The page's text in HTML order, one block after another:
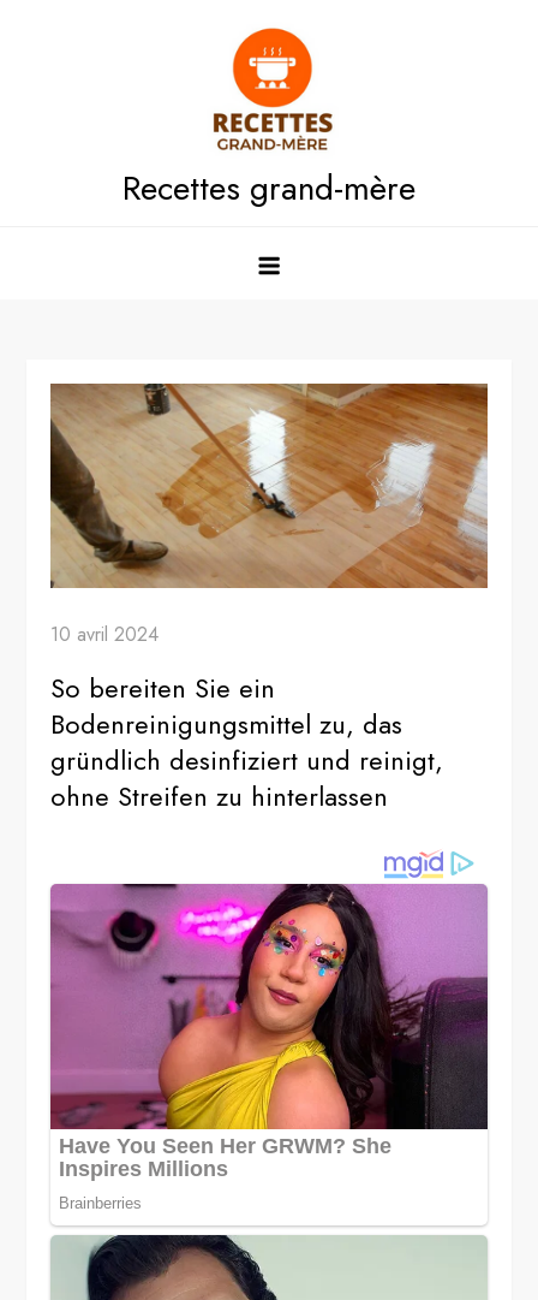
Recettes grand-mère
10 avril 2024
So bereiten Sie ein
Bodenreinigungsmittel zu, das
gründlich desinfiziert und reinigt,
ohne Streifen zu hinterlassen